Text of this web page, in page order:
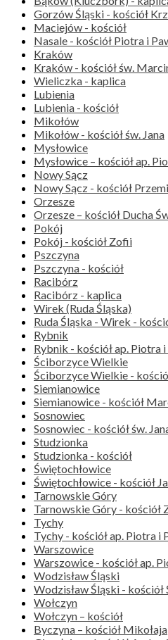
Gorzów Śląski - kościół
Maciejów - kościół
Nasale - kościół Piotra i
Kraków
Kraków - kościół św.
Wieliczka - kaplica
Lubienia
Lubienia - kościół
Mikołów
Mikołów - kościół św. Jana
Mysłowice
Mysłowice – kościół ap.
Nowy Sącz
Nowy Sącz - kościół
Orzesze
Orzesze – kościół Ducha
Pokój
Pokój - kościół Zofii
Pszczyna
Pszczyna - kościół
Racibórz
Racibórz - kaplica
Wirek (Ruda Śląska)
Ruda Śląska - Wirek -
Rybnik
Rybnik - kościół ap. Piotra i
Ściborzyce Wielkie
Ściborzyce Wielkie -
Siemianowice
Siemianowice - kościół
Sosnowiec
Sosnowiec - kościół św.
Studzionka
Studzionka - kościół
Świętochłowice
Świętochłowice - kościół
Tarnowskie Góry
Tarnowskie Góry - kościół
Tychy
Tychy - kościół ap. Piotra i
Warszowice
Warszowice - kościół ap.
Wodzisław Śląski
Wodzisław Śląski -
Wołczyn
Wołczyn – kościół
Byczyna – kościół Mikołaja